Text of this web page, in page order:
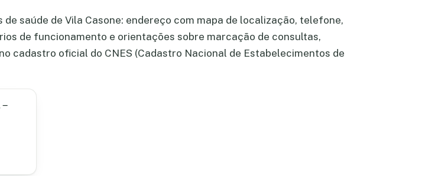
saúde de Vila Casone: endereço com mapa de localização, telefone,
de funcionamento e orientações sobre marcação de consultas,
cadastro oficial do CNES (Cadastro Nacional de Estabelecimentos de